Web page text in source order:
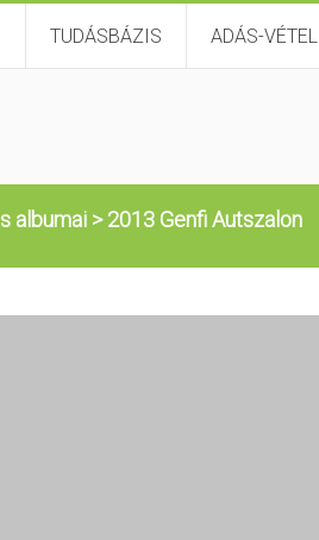
TUDÁSBÁZIS ADÁS-VÉTEL
albumai >2013 Genfi Autszalon